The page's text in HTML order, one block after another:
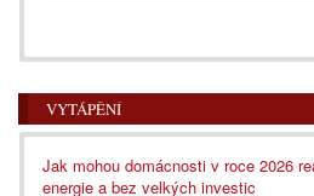
VYTÁPĚNÍ
Jak mohou domácnosti v roce 2026
energie a bez velkých investic